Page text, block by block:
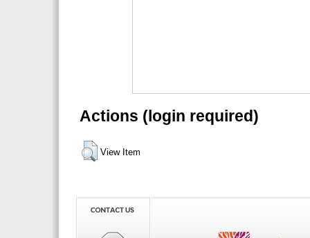
Actions (login required)
View Item